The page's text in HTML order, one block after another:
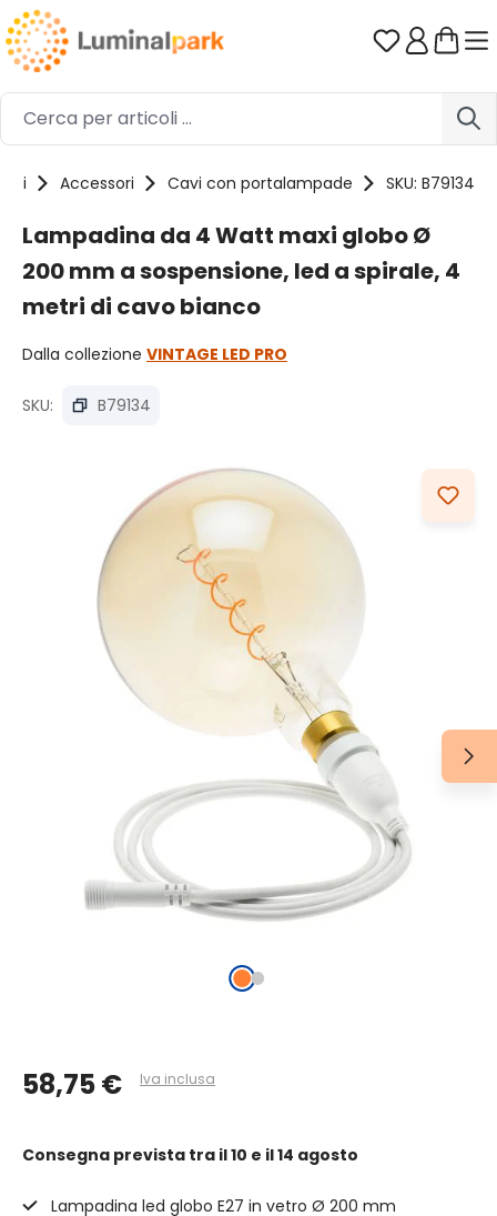
Passa al contenuto principale Hai 0
Accessori Cavi con portalampade SKU: B79134
Lampadina da 4 Watt maxi globo Ø
200 mm a sospensione, led a spirale, 4
metri di cavo bianco
Dalla collezione VINTAGE LED PRO
SKU: B79134
58,75 € Iva inclusa
Consegna prevista tra il 10 e il 14 agosto
Lampadina led globo E27 in vetro Ø 200 mm